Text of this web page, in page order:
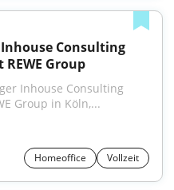
Consulting
Group
Inhouse Consulting
Group in Köln,...
Homeoffice Vollzeit